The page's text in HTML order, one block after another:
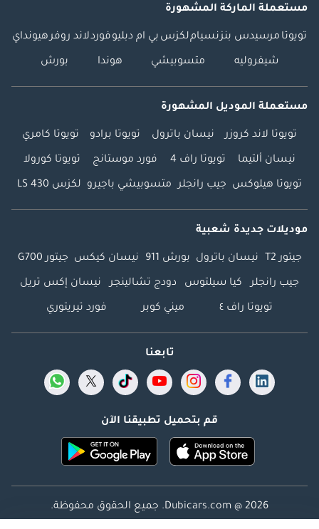
مستعملة الماركة المشهورة
تويوتا مرسيدس بنزنسياملكزس بي ام دبليوفوردلاند روفرهيونداي
شيفروليه متسوبيشي هوندا بورش
مستعملة الموديل المشهورة
تويوتا لاند كروزر نيسان باترول تويوتا برادو تويوتا كامري
نيسان ألتيما تويوتا راف 4 فورد موستانج تويوتا كورولا
تويوتا هيلوكس جيب رانجلر متسوبيشي باجيرو لكزس LS 430
موديلات جديدة شعبية
جيتور T2 نيسان باترول بورش 911 نيسان كيكس جيتور G700
جيب رانجلر كيا سيلتوس دودج تشالينجر نيسان إكس تريل
تويوتا راف ٤ ميني كوبر فورد تيريتوري
تابعنا
قم بتحميل تطبيقنا الآن
Dubicars.com @ 2026. جميع الحقوق محفوظة.